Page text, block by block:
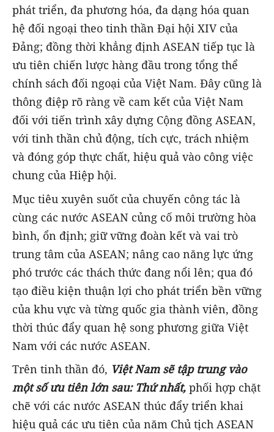
phát triển, đa phương hóa, đa dạng hóa quan
hệ đối ngoại theo tinh thần Đại hội XIV của
Đảng; đồng thời khẳng định ASEAN tiếp tục là
ưu tiên chiến lược hàng đầu trong tổng thể
chính sách đối ngoại của Việt Nam. Đây cũng là
thông điệp rõ ràng về cam kết của Việt Nam
đối với tiến trình xây dựng Cộng đồng ASEAN,
với tinh thần chủ động, tích cực, trách nhiệm
và đóng góp thực chất, hiệu quả vào công việc
chung của Hiệp hội.
Mục tiêu xuyên suốt của chuyến công tác là
cùng các nước ASEAN củng cố môi trường hòa
bình, ổn định; giữ vững đoàn kết và vai trò
trung tâm của ASEAN; nâng cao năng lực ứng
phó trước các thách thức đang nổi lên; qua đó
tạo điều kiện thuận lợi cho phát triển bền vững
của khu vực và từng quốc gia thành viên, đồng
thời thúc đẩy quan hệ song phương giữa Việt
Nam với các nước ASEAN.
Trên tinh thần đó, Việt Nam sẽ tập trung vào
một số ưu tiên lớn sau: Thứ nhất, phối hợp chặt
chẽ với các nước ASEAN thúc đẩy triển khai
hiệu quả các ưu tiên của năm Chủ tịch ASEAN